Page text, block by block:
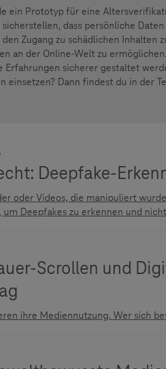
ein Prototyp für eine
dass persönliche
Zugang zu schädlichen Inhalten
an der Online-Welt zu
Erfahrungen sicherer gestaltet
einsetzen? Dann findest du in der
Deepfake-
oder Videos, die manipuliert
Deepfakes zu erkennen und
Scrollen und
ihre Mediennutzung. Wer sich